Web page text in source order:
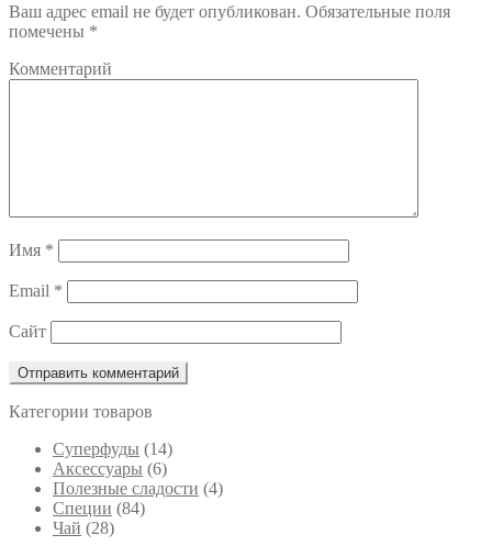
Ваш адрес email не будет опубликован. Обязательные поля
помечены *
Комментарий
Имя *
Email *
Сайт
Категории товаров
Cуперфуды (14)
Аксессуары (6)
Полезные сладости (4)
Специи (84)
Чай (28)